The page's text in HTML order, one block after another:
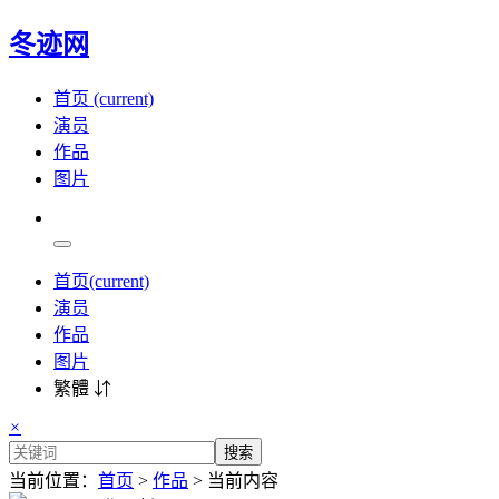
冬迹网
首页 (current)
演员
作品
图片
首页(current)
演员
作品
图片
繁體 ⇵
×
搜索
当前位置： 首页 > 作品 > 当前内容